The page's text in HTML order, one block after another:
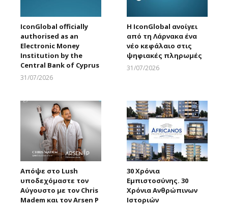
IconGlobal officially
authorised as an
Electronic Money
Institution by the
Central Bank of Cyprus
31/07/2026
Η IconGlobal ανοίγει
από τη Λάρνακα ένα
νέο κεφάλαιο στις
ψηφιακές πληρωμές
31/07/2026
Απόψε στο Lush
υποδεχόμαστε τον
Αύγουστο με τον Chris
Madem και τον Arsen P
30 Χρόνια
Εμπιστοσύνης. 30
Χρόνια Ανθρώπινων
Ιστοριών